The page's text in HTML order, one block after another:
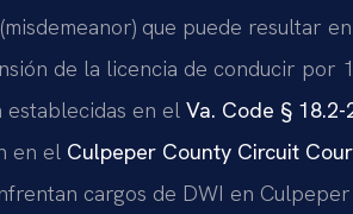
que puede resultar
de la licencia de conducir por
establecidas en el Va. Code § 18.2-
en el Culpeper County Circuit
cargos de DWI en